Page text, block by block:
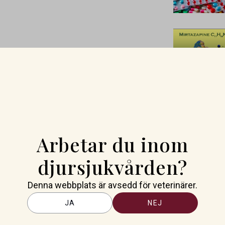
Arbetar du inom
djursjukvården?
Denna webbplats är avsedd för veterinärer.
JA NEJ